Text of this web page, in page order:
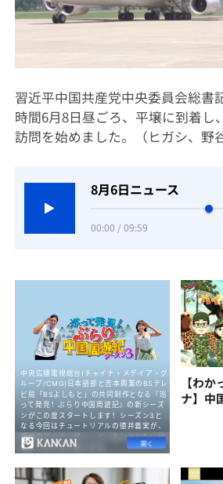
習近平中国共産党中央委員会総書
時間6月8日昼ごろ、平壌に到着し
訪問を始めました。（ヒガシ、野谷
8月6日ニュース
00:00 / 09:59
【わ
ナ】中